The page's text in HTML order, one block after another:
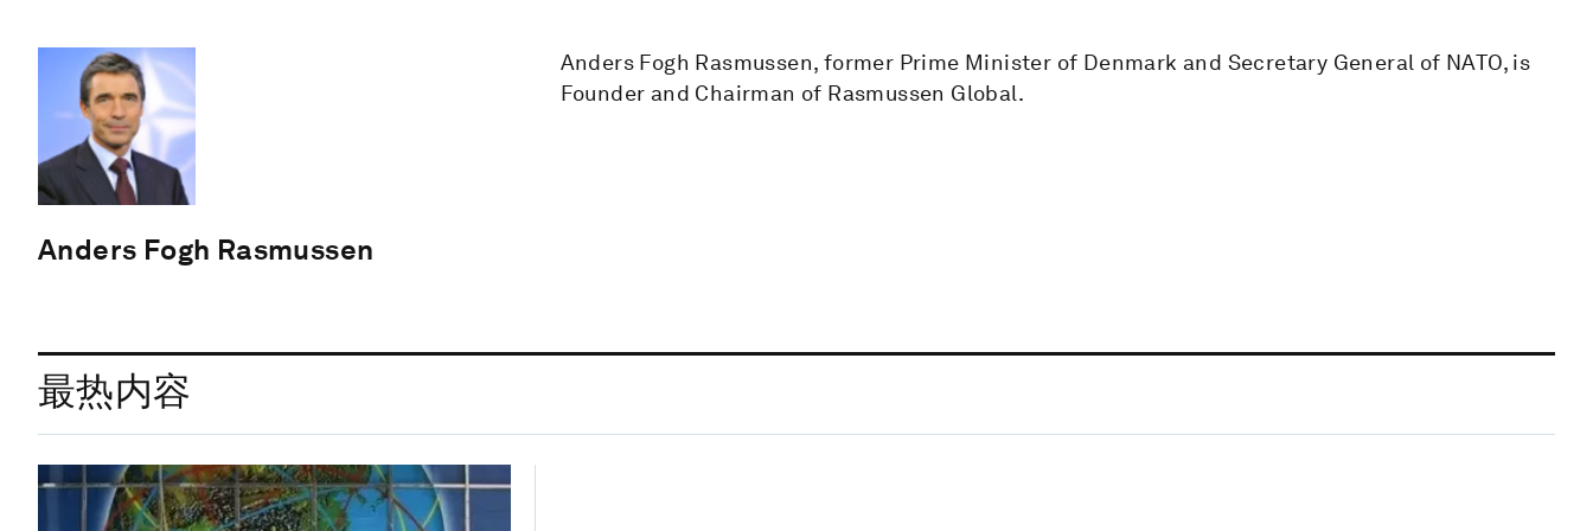
Anders Fogh Rasmussen
Anders Fogh Rasmussen, former Prime Minister of Denmark and Secretary General of NATO, is
Founder and Chairman of Rasmussen Global.
最热内容